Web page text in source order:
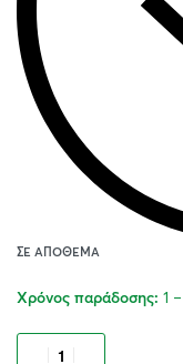
ΣΕ ΑΠΌΘΕΜΑ
Χρόνος παράδοσης: 1